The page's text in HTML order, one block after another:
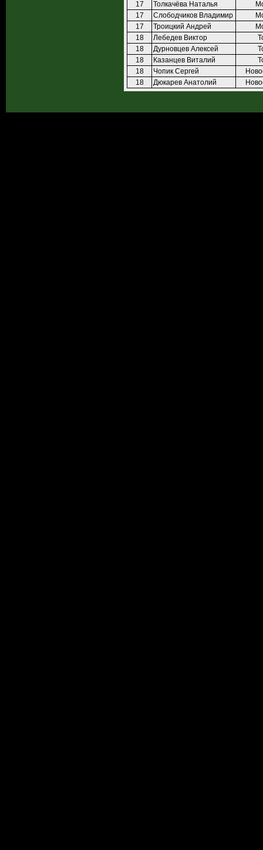
17 Толкачёва Наталья
17
Слободчиков Владимир
17
Троицкий Андрей
18
Лебедев Виктор
18
Дурновцев Алексей
18
Казанцев Виталий
18
Чопик Сергей
18
Дюкарев Анатолий